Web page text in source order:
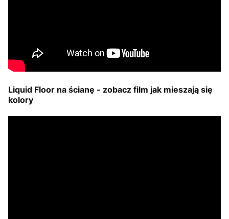
Liquid Floor na ścianę - zobacz film jak mieszają się
kolory